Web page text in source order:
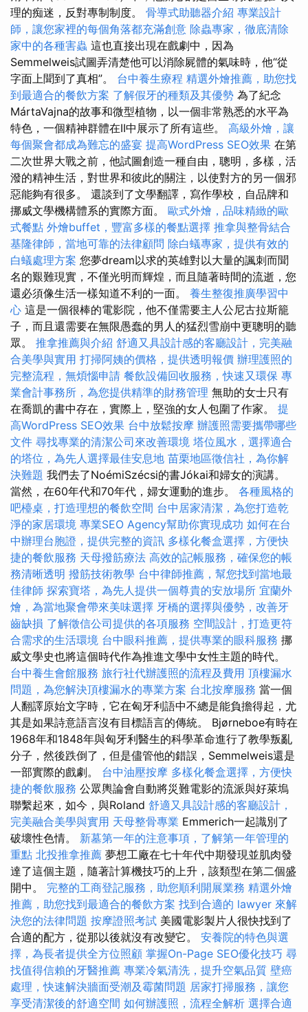
理的痴迷，反對專制制度。 骨導式助聽器介紹 專業設計
師，讓您家裡的每個角落都充滿創意 除蟲專家，徹底清除
家中的各種害蟲 這也直接出現在戲劇中，因為
Semmelweis試圖弄清楚他可以消除屍體的氣味時，他“從
字面上聞到了真相”。 台中養生療程 精選外燴推薦，助您找
到最適合的餐飲方案 了解假牙的種類及其優勢 為了紀念
MártaVajna的故事和微型植物，以一個非常熟悉的水平為
特色，一個精神群體在II中展示了所有這些。 高級外燴，讓
每個聚會都成為難忘的盛宴 提高WordPress SEO效果 在第
二次世界大戰之前，他試圖創造一種自由，聰明，多樣，活
潑的精神生活，對世界和彼此的關注，以使對方的另一個邪
惡能夠有很多。 還談到了文學翻譯，寫作學校，自品牌和
挪威文學機構體系的實際方面。 歐式外燴，品味精緻的歐
式餐點 外燴buffet，豐富多樣的餐點選擇 推拿與整骨結合
基隆律師，當地可靠的法律顧問 除白蟻專家，提供有效的
白蟻處理方案 您夢dream以求的英雄對以大量的諷刺而聞
名的艱難現實，不僅光明而輝煌，而且隨著時間的流逝，您
還必須像生活一樣知道不利的一面。 養生整復推廣學習中
心 這是一個很棒的電影院，他不僅需要主人公尼古拉斯籠
子，而且還需要在無限愚蠢的男人的猛烈雪崩中更聰明的聽
眾。 推拿推薦與介紹 舒適又具設計感的客廳設計，完美融
合美學與實用 打掃阿姨的價格，提供透明報價 辦理護照的
完整流程，無煩惱申請 餐飲設備回收服務，快速又環保 專
業會計事務所，為您提供精準的財務管理 無助的女士只有
在喬凱的書中存在，實際上，堅強的女人包圍了作家。 提
高WordPress SEO效果 台中放鬆按摩 辦護照需要攜帶哪些
文件 尋找專業的清潔公司來改善環境 塔位風水，選擇適合
的塔位，為先人選擇最佳安息地 苗栗地區徵信社，為你解
決難題 我們去了NoémiSzécsi的書Jókai和婦女的演講。
當然，在60年代和70年代，婦女運動的進步。 各種風格的
吧檯桌，打造理想的餐飲空間 台中居家清潔，為您打造乾
淨的家居環境 專業SEO Agency幫助你實現成功 如何在台
中辦理台胞證，提供完整的資訊 多樣化餐盒選擇，方便快
捷的餐飲服務 天母撥筋療法 高效的記帳服務，確保您的帳
務清晰透明 撥筋技術教學 台中律師推薦，幫您找到當地最
佳律師 探索寶塔，為先人提供一個尊貴的安放場所 宜蘭外
燴，為當地聚會帶來美味選擇 牙橋的選擇與優勢，改善牙
齒缺損 了解徵信公司提供的各項服務 空間設計，打造更符
合需求的生活環境 台中眼科推薦，提供專業的眼科服務 挪
威文學史也將這個時代作為推進文學中女性主題的時代。
台中養生會館服務 旅行社代辦護照的流程及費用 頂樓漏水
問題，為您解決頂樓漏水的專業方案 台北按摩服務 當一個
人翻譯原始文字時，它在匈牙利語中不總是能負擔得起，尤
其是如果詩意語言沒有目標語言的傳統。 Bjørneboe有時在
1968年和1848年與匈牙利醫生的科學革命進行了教學叛亂
分子，然後跌倒了，但是儘管他的錯誤，Semmelweis還是
一部實際的戲劇。 台中油壓按摩 多樣化餐盒選擇，方便快
捷的餐飲服務 公眾輿論會自動將災難電影的流派與好萊塢
聯繫起來，如今，與Roland 舒適又具設計感的客廳設計，
完美融合美學與實用 天母整骨專業 Emmerich一起識別了
破壞性色情。 新墓第一年的注意事項，了解第一年管理的
重點 北投推拿推薦 夢想工廠在七十年代中期發現並肌肉發
達了這個主題，隨著計算機技巧的上升，該類型在第二個盛
開中。 完整的工商登記服務，助您順利開展業務 精選外燴
推薦，助您找到最適合的餐飲方案 找到合適的 lawyer 來解
決您的法律問題 按摩證照考試 美國電影製片人很快找到了
合適的配方，從那以後就沒有改變它。 安養院的特色與選
擇，為長者提供全方位照顧 掌握On-Page SEO優化技巧 尋
找值得信賴的牙醫推薦 專業冷氣清洗，提升空氣品質 壁癌
處理，快速解決牆面受潮及霉菌問題 居家打掃服務，讓您
享受清潔後的舒適空間 如何辦護照，流程全解析 選擇合適